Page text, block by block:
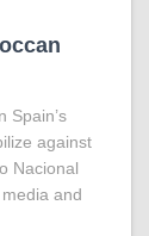
Spain’s
against
Nacional
and